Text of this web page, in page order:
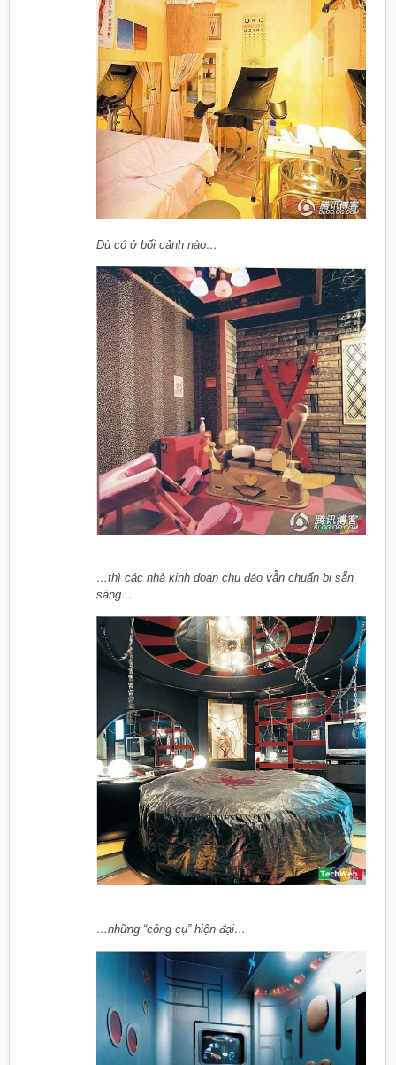
Dù có ở bối cảnh nào…
…thì các nhà kinh doan chu đáo vẫn chuẩn bị sẵn
sàng…
…những “công cụ” hiện đại…